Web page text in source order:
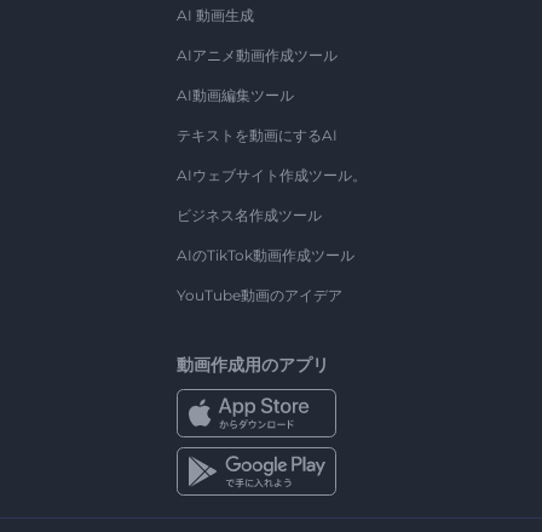
AI 動画生成
AIアニメ動画作成ツール
AI動画編集ツール
テキストを動画にするAI
AIウェブサイト作成ツール。
ビジネス名作成ツール
AIのTikTok動画作成ツール
YouTube動画のアイデア
動画作成用のアプリ